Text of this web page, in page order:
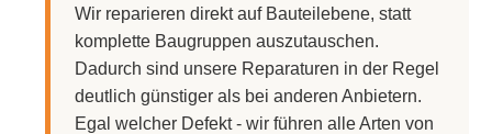
Wir reparieren direkt auf Bauteilebene, statt
komplette Baugruppen auszutauschen.
Dadurch sind unsere Reparaturen in der Regel
deutlich günstiger als bei anderen Anbietern.
Egal welcher Defekt - wir führen alle Arten von